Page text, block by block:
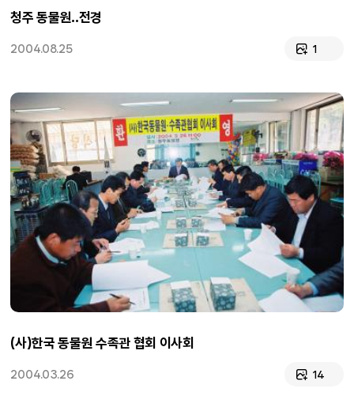
청주 동물원..전경
2004.08.25 1
(사)한국 동물원 수족관 협회 이사회
2004.03.26 14